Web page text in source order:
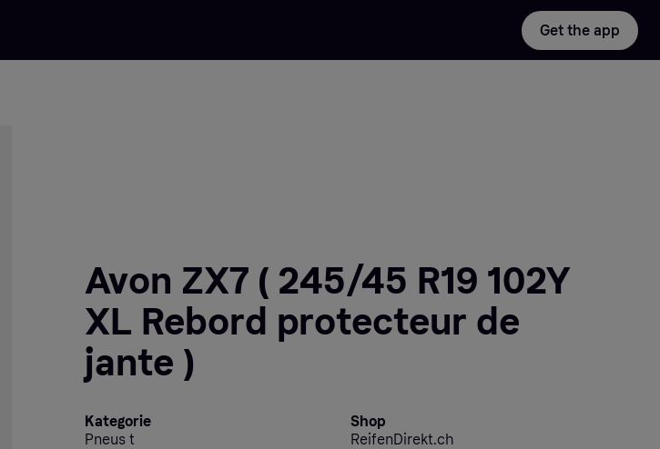
Get the app
Avon ZX7 ( 245/45 R19 102Y
XL Rebord protecteur de
jante )
Kategorie
Pneus t
Shop
ReifenDirekt.ch